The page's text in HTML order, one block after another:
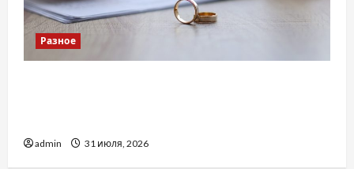
Разное
admin 31 июля, 2026